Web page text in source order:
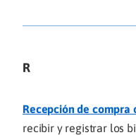
R
Recepción de compra
recibir y registrar los